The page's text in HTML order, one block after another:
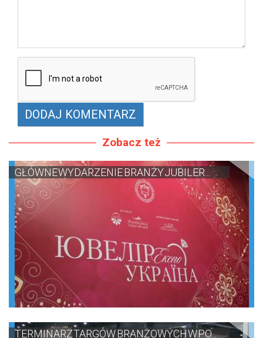
Zobacz też
GŁÓWNE WYDARZENIE BRANŻY JUBILER...
TERMINARZ TARGÓW BRANŻOWYCH W PO...